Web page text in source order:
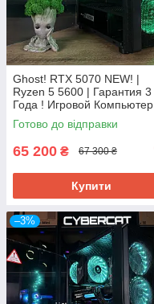
Ghost! RTX 5070 NEW! |
Ryzen 5 5600 | Гарантия 3
Года ! Игровой Компьютер
ПК от CyberCat
Готово до відправки
65 200 ₴ 67 300 ₴
Купити
–3%